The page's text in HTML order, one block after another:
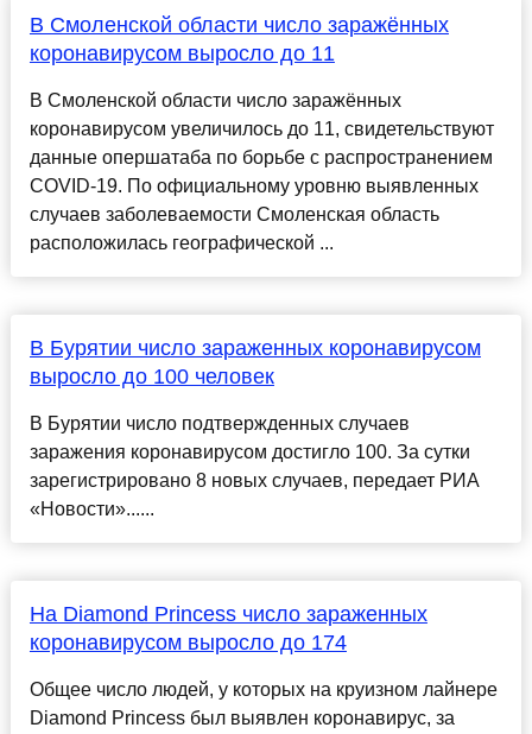
В Смоленской области число заражённых
коронавирусом выросло до 11
В Смоленской области число заражённых
коронавирусом увеличилось до 11, свидетельствуют
данные опершатаба по борьбе с распространением
COVID-19. По официальному уровню выявленных
случаев заболеваемости Смоленская область
расположилась географической ...
В Бурятии число зараженных коронавирусом
выросло до 100 человек
В Бурятии число подтвержденных случаев
заражения коронавирусом достигло 100. За сутки
зарегистрировано 8 новых случаев, передает РИА
«Новости»......
На Diamond Princess число зараженных
коронавирусом выросло до 174
Общее число людей, у которых на круизном лайнере
Diamond Princess был выявлен коронавирус, за